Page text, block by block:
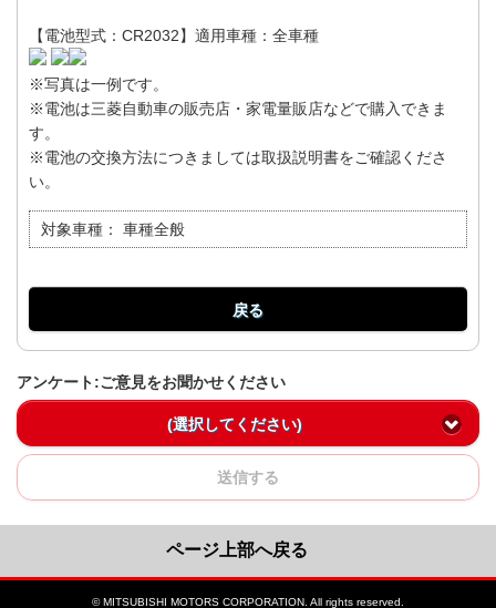
【電池型式：CR2032】適用車種：全車種
※写真は一例です。
※電池は三菱自動車の販売店・家電量販店などで購入できま
す。
※電池の交換方法につきましては取扱説明書をご確認くださ
い。
対象車種： 車種全般
戻る
アンケート:ご意見をお聞かせください
(選択してください)
送信する
ページ上部へ戻る
© MITSUBISHI MOTORS CORPORATION. All rights reserved.